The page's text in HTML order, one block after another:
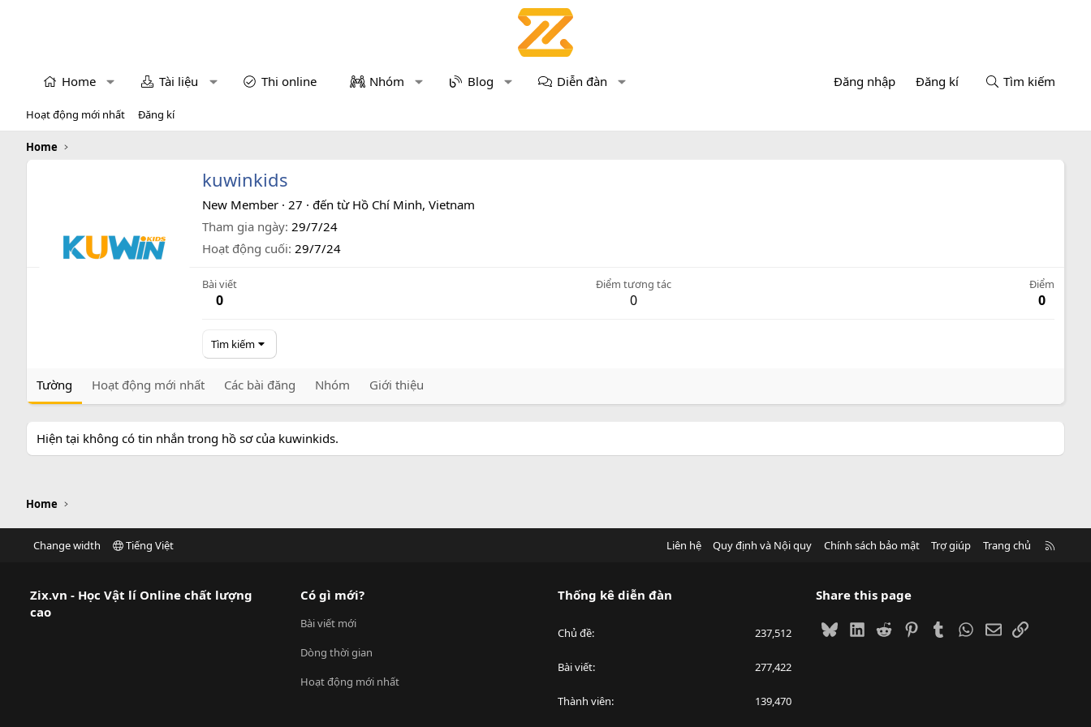
Home Tài liệu Thi online Nhóm Blog Diễn đàn Đăng nhập Đăng kí Tìm kiếm
Hoạt động mới nhất Đăng kí
Home
kuwinkids
New Member · 27 · đến từ Hồ Chí Minh, Vietnam
Tham gia ngày 29/7/24
Hoạt động cuối 29/7/24
Bài viết
0
Điểm tương tác
0
Điểm
0
Tìm kiếm
Tường Hoạt động mới nhất Các bài đăng Nhóm Giới thiệu
Hiện tại không có tin nhắn trong hồ sơ của kuwinkids.
Home
Change width Tiếng Việt Liên hệ Quy định và Nội quy Chính sách bảo mật Trợ giúp Trang chủ
Zix.vn - Học Vật lí Online chất lượng
cao
Có gì mới?
Bài viết mới
Dòng thời gian
Hoạt động mới nhất
Thống kê diễn đàn
Chủ đề 237,512
Bài viết 277,422
Thành viên 139,470
Share this page
BlueskyLinkedIn
Reddit PinterestTumblrWhatsApp
EmailLink